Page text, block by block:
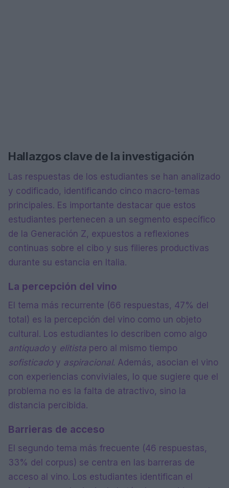
Hallazgos clave de la investigación
Las respuestas de los estudiantes se han analizado
y codificado, identificando cinco macro-temas
principales. Es importante destacar que estos
estudiantes pertenecen a un segmento específico
de la Generación Z, expuestos a reflexiones
continuas sobre el cibo y sus filieres productivas
durante su estancia en Italia.
La percepción del vino
El tema más recurrente (66 respuestas, 47% del
total) es la percepción del vino como un objeto
cultural. Los estudiantes lo describen como algo
antiquadoy elitista pero al mismo tiempo
sofisticadoy aspiracional. Además, asocian el vino
con experiencias conviviales, lo que sugiere que el
problema no es la falta de atractivo, sino la
distancia percibida.
Barrieras de acceso
El segundo tema más frecuente (46 respuestas,
33% del corpus) se centra en las barreras de
acceso al vino. Los estudiantes identifican el